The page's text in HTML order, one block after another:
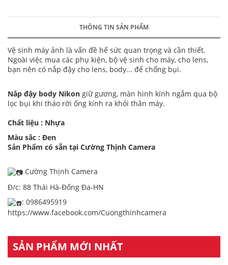
THÔNG TIN SẢN PHẨM
Vệ sinh máy ảnh là vấn đề hế sức quan trọng và cần thiết.
Ngoài việc mua các phụ kiện, bộ vệ sinh cho máy, cho lens,
bạn nên có nắp đậy cho lens, body... để chống bụi.
Nắp đậy body Nikon giữ gương, màn hình kính ngắm qua bộ
lọc bụi khi tháo rời ống kính ra khỏi thân máy.
Chất liệu : Nhựa
Màu sắc : Đen
Sản Phẩm có sẵn tại Cường Thịnh Camera
Cường Thịnh Camera
Đ/c: 88 Thái Hà-Đống Đa-HN
: 0986495919
https://www.facebook.com/Cuongthinhcamera
SẢN PHẨM MỚI NHẤT